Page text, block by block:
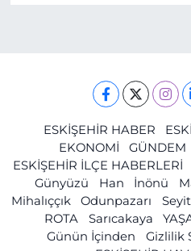
ESKİŞEHİR HABER
EKONOMİ
GÜNDEM
ESKİŞEHİR İLÇE HABERLERİ
Günyüzü
Han İnönü
Mihalıççık
Odunpazarı
ROTA
Sarıcakaya
Günün İçinden
Gizlilik